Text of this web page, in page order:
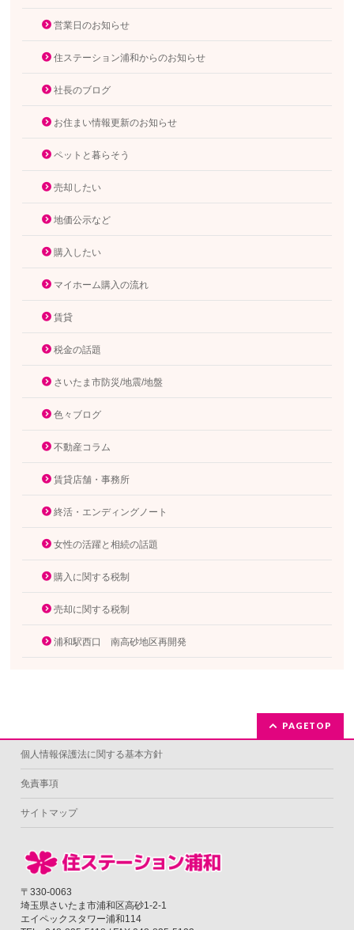
営業日のお知らせ
住ステーション浦和からのお知らせ
社長のブログ
お住まい情報更新のお知らせ
ペットと暮らそう
売却したい
地価公示など
購入したい
マイホーム購入の流れ
賃貸
税金の話題
さいたま市防災/地震/地盤
色々ブログ
不動産コラム
賃貸店舗・事務所
終活・エンディングノート
女性の活躍と相続の話題
購入に関する税制
売却に関する税制
浦和駅西口 南高砂地区再開発
PAGETOP
個人情報保護法に関する基本方針
免責事項
サイトマップ
〒330-0063
埼玉県さいたま市浦和区高砂1-2-1
エイペックスタワー浦和114